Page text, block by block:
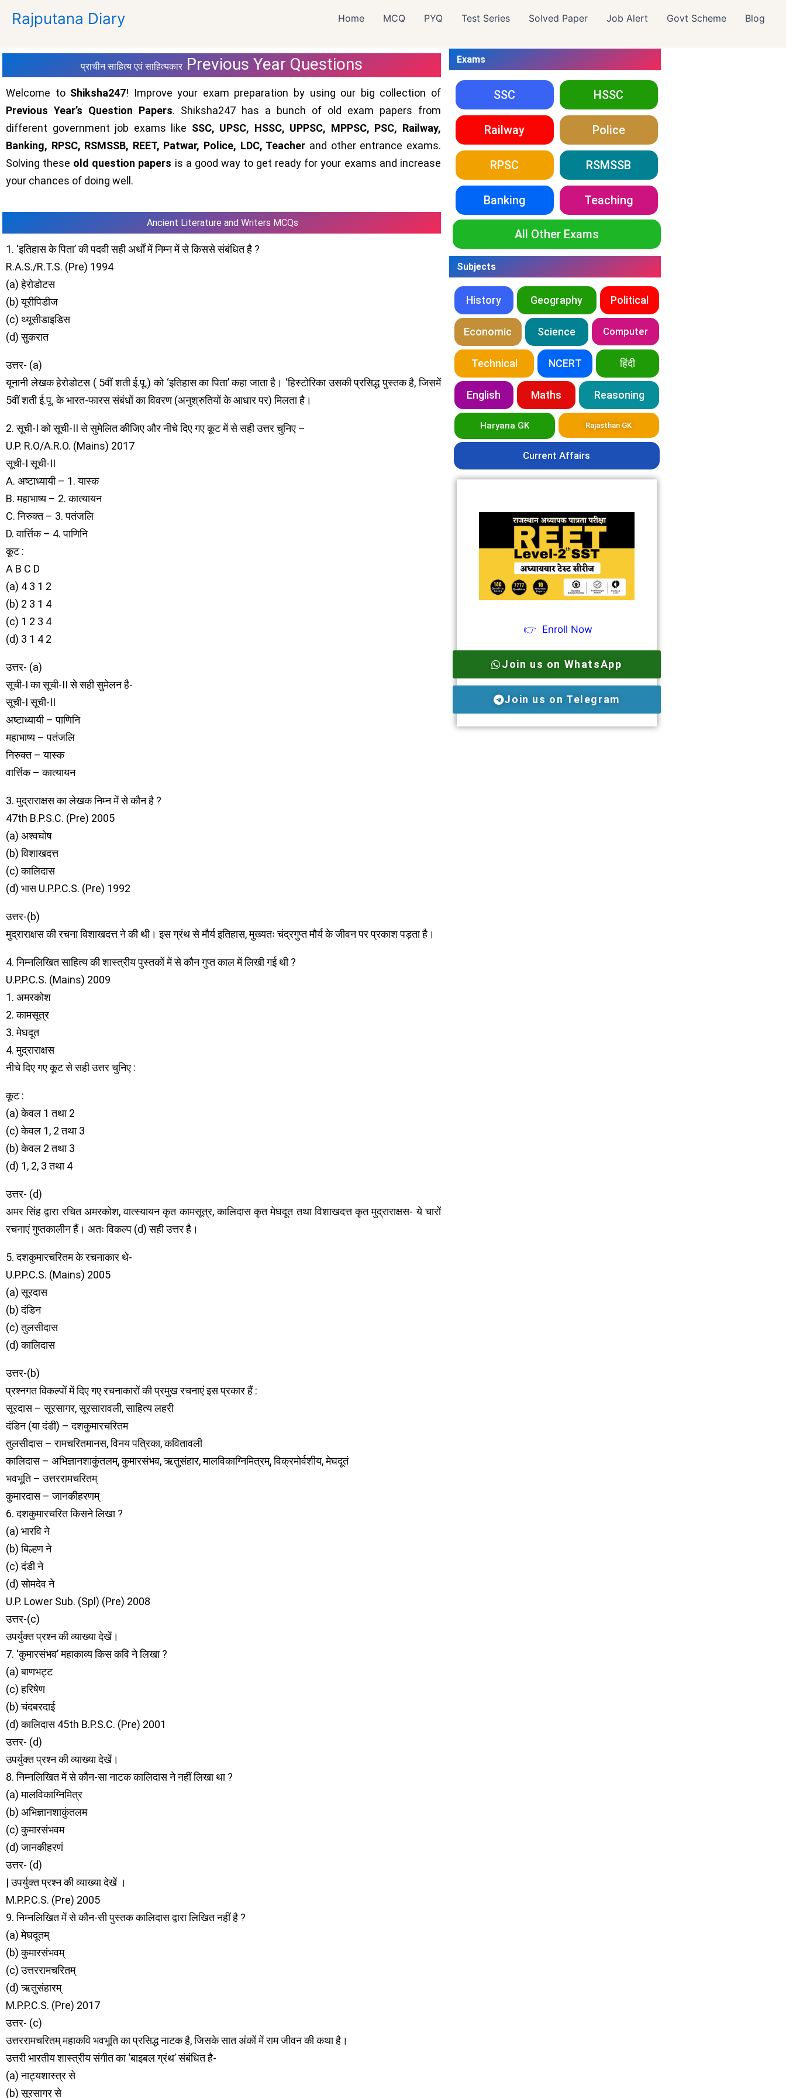
Rajputana Diary Home MCQ PYQ Test Series Solved Paper Job Alert Govt Scheme Blog
प्राचीन साहित्य एवं साहित्यकार Previous Year Questions
Welcome to Shiksha247! Improve your exam preparation by using our big collection of
Previous Year’s Question Papers. Shiksha247 has a bunch of old exam papers from
different government job exams like SSC, UPSC, HSSC, UPPSC, MPPSC, PSC, Railway,
Banking, RPSC, RSMSSB, REET, Patwar, Police, LDC, Teacher and other entrance exams.
Solving these old question papers is a good way to get ready for your exams and increase
your chances of doing well.
Ancient Literature and Writers MCQs
1. ‘इतिहास के पिता’ की पदवी सही अर्थों में निम्न में से किससे संबंधित है ?
R.A.S./R.T.S. (Pre) 1994
(a) हेरोडोटस
(b) यूरीपिडीज
(c) थ्यूसीडाइडिस
(d) सुकरात
उत्तर- (a)
यूनानी लेखक हेरोडोटस ( 5वीं शती ई.पू.) को ‘इतिहास का पिता’ कहा जाता है। ‘हिस्टोरिका उसकी प्रसिद्ध पुस्तक है, जिसमें
5वीं शती ई.पू. के भारत-फारस संबंधों का विवरण (अनुश्रुतियों के आधार पर) मिलता है।
2. सूची-I को सूची-II से सुमेलित कीजिए और नीचे दिए गए कूट में से सही उत्तर चुनिए –
U.P. R.O/A.R.O. (Mains) 2017
सूची-I सूची-II
A. अष्टाध्यायी – 1. यास्क
B. महाभाष्य – 2. कात्यायन
C. निरुक्त – 3. पतंजलि
D. वार्त्तिक – 4. पाणिनि
कूट :
A B C D
(a) 4 3 1 2
(b) 2 3 1 4
(c) 1 2 3 4
(d) 3 1 4 2
उत्तर- (a)
सूची-I का सूची-II से सही सुमेलन है-
सूची-I सूची-II
अष्टाध्यायी – पाणिनि
महाभाष्य – पतंजलि
निरुक्त – यास्क
वार्त्तिक – कात्यायन
3. मुद्राराक्षस का लेखक निम्न में से कौन है ?
47th B.P.S.C. (Pre) 2005
(a) अश्वघोष
(b) विशाखदत्त
(c) कालिदास
(d) भास U.P.P.C.S. (Pre) 1992
उत्तर-(b)
मुद्राराक्षस की रचना विशाखदत्त ने की थी। इस ग्रंथ से मौर्य इतिहास, मुख्यतः चंद्रगुप्त मौर्य के जीवन पर प्रकाश पड़ता है।
4. निम्नलिखित साहित्य की शास्त्रीय पुस्तकों में से कौन गुप्त काल में लिखी गई थी ?
U.P.P.C.S. (Mains) 2009
1. अमरकोश
2. कामसूत्र
3. मेघदूत
4. मुद्राराक्षस
नीचे दिए गए कूट से सही उत्तर चुनिए :
कूट :
(a) केवल 1 तथा 2
(c) केवल 1, 2 तथा 3
(b) केवल 2 तथा 3
(d) 1, 2, 3 तथा 4
उत्तर- (d)
अमर सिंह द्वारा रचित अमरकोश, वात्स्यायन कृत कामसूत्र, कालिदास कृत मेघदूत तथा विशाखदत्त कृत मुद्राराक्षस- ये चारों
रचनाएं गुप्तकालीन हैं। अतः विकल्प (d) सही उत्तर है।
5. दशकुमारचरितम के रचनाकार थे-
U.P.P.C.S. (Mains) 2005
(a) सूरदास
(b) दंडिन
(c) तुलसीदास
(d) कालिदास
उत्तर-(b)
प्रश्नगत विकल्पों में दिए गए रचनाकारों की प्रमुख रचनाएं इस प्रकार हैं :
सूरदास – सूरसागर, सूरसारावली, साहित्य लहरी
दंडिन (या दंडी) – दशकुमारचरितम
तुलसीदास – रामचरितमानस, विनय पत्रिका, कवितावली
कालिदास – अभिज्ञानशाकुंतलम्, कुमारसंभव, ऋतुसंहार, मालविकाग्निमित्रम्, विक्रमोर्वशीय, मेघदूतं
भवभूति – उत्तररामचरितम्
कुमारदास – जानकीहरणम्
6. दशकुमारचरित किसने लिखा ?
(a) भारवि ने
(b) बिल्हण ने
(c) दंडी ने
(d) सोमदेव ने
U.P. Lower Sub. (Spl) (Pre) 2008
उत्तर-(c)
उपर्युक्त प्रश्न की व्याख्या देखें।
7. ‘कुमारसंभव’ महाकाव्य किस कवि ने लिखा ?
(a) बाणभट्ट
(c) हरिषेण
(b) चंदबरदाई
(d) कालिदास 45th B.P.S.C. (Pre) 2001
उत्तर- (d)
उपर्युक्त प्रश्न की व्याख्या देखें।
8. निम्नलिखित में से कौन-सा नाटक कालिदास ने नहीं लिखा था ?
(a) मालविकाग्निमित्र
(b) अभिज्ञानशाकुंतलम
(c) कुमारसंभवम
(d) जानकीहरणं
उत्तर- (d)
| उपर्युक्त प्रश्न की व्याख्या देखें ।
M.P.P.C.S. (Pre) 2005
9. निम्नलिखित में से कौन-सी पुस्तक कालिदास द्वारा लिखित नहीं है ?
(a) मेघदूतम्
(b) कुमारसंभवम्
(c) उत्तररामचरितम्
(d) ऋतुसंहारम्
M.P.P.C.S. (Pre) 2017
उत्तर- (c)
उत्तररामचरितम् महाकवि भवभूति का प्रसिद्ध नाटक है, जिसके सात अंकों में राम जीवन की कथा है।
उत्तरी भारतीय शास्त्रीय संगीत का ‘बाइबल ग्रंथ’ संबंधित है-
(a) नाट्यशास्त्र से
(b) सूरसागर से
Exams
SSC HSSC
Railway Police
RPSC RSMSSB
Banking Teaching
All Other Exams
Subjects
History Geography Political
Economic Science Computer
Technical NCERT हिंदी
English Maths Reasoning
Haryana GK Rajasthan GK
Current Affairs
👉 Enroll Now
Join us on WhatsApp
Join us on Telegram